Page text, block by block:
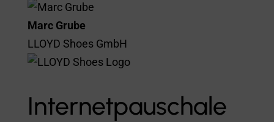
Marc Grube
LLOYD Shoes GmbH
Internetpauschale